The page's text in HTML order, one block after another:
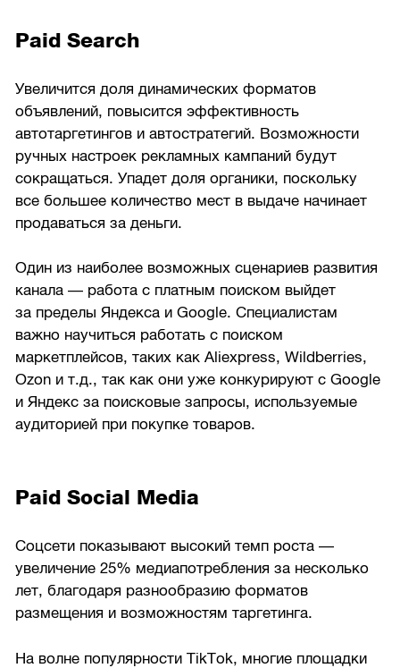
Paid Search
Увеличится доля динамических форматов
объявлений, повысится эффективность
автотаргетингов и автостратегий. Возможности
ручных настроек рекламных кампаний будут
сокращаться. Упадет доля органики, поскольку
все большее количество мест в выдаче начинает
продаваться за деньги.
Один из наиболее возможных сценариев развития
канала — работа с платным поиском выйдет
за пределы Яндекса и Google. Специалистам
важно научиться работать с поиском
маркетплейсов, таких как Aliexpress, Wildberries,
Ozon и т.д., так как они уже конкурируют с Google
и Яндекс за поисковые запросы, используемые
аудиторией при покупке товаров.
Paid Social Media
Соцсети показывают высокий темп роста —
увеличение 25% медиапотребления за несколько
лет, благодаря разнообразию форматов
размещения и возможностям таргетинга.
На волне популярности TikTok, многие площадки